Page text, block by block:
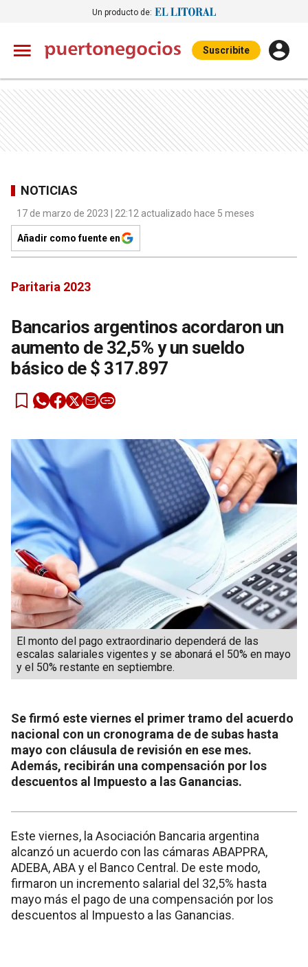
Un producto de:
Suscribite
NOTICIAS
17 de marzo de 2023 | 22:12 actualizado hace 5 meses
Añadir como fuente en
Paritaria 2023
Bancarios argentinos acordaron un
aumento de 32,5% y un sueldo
básico de $ 317.897
El monto del pago extraordinario dependerá de las
escalas salariales vigentes y se abonará el 50% en mayo
y el 50% restante en septiembre.
Se firmó este viernes el primer tramo del acuerdo
nacional con un cronograma de de subas hasta
mayo con cláusula de revisión en ese mes.
Además, recibirán una compensación por los
descuentos al Impuesto a las Ganancias.
Este viernes, la Asociación Bancaria argentina
alcanzó un acuerdo con las cámaras ABAPPRA,
ADEBA, ABA y el Banco Central. De este modo,
firmaron un incremento salarial del 32,5% hasta
mayo más el pago de una compensación por los
descuentos al Impuesto a las Ganancias.